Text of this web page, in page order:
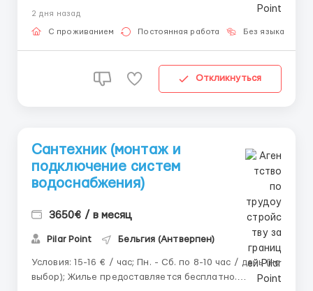
обслуживание водопроводных и канализационных
систем в жилых и коммерческих помещен...
2 дня назад
С проживанием Постоянная работа Без языка
Откликнуться
Сантехник (монтаж и
подключение систем
водоснабжения)
3650€ / в месяц
Pilar Point Бельгия (Антверпен)
Условия: 15-16 € / час; Пн. - Сб. по 8-10 час / день (на
выбор); Жилье предоставляется бесплатно.